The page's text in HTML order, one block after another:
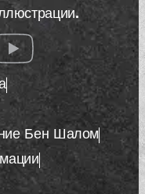
Бен Шалом